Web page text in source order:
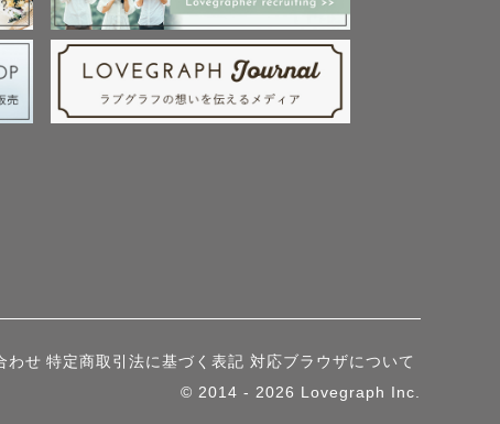
わせ 特定商取引法に基づく表記 対応ブラウザについて
© 2014 - 2026 Lovegraph Inc.